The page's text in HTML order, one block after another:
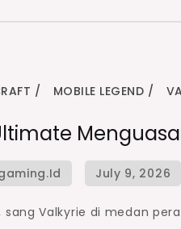
MOBILE LEGEND
sang Valkyrie di medan